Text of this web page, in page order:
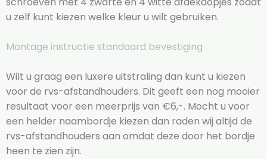
u zelf kunt kiezen welke kleur u wilt gebruiken.
Montage instructie standaard bevestiging
Wilt u graag een luxere uitstraling dan kunt u kiezen
voor de rvs-afstandhouders. Dit geeft een nog mooier
resultaat voor een meerprijs van €6,-. Mocht u voor
een helder naambordje kiezen dan raden wij altijd de
rvs-afstandhouders aan omdat deze door het bordje
heen te zien zijn.